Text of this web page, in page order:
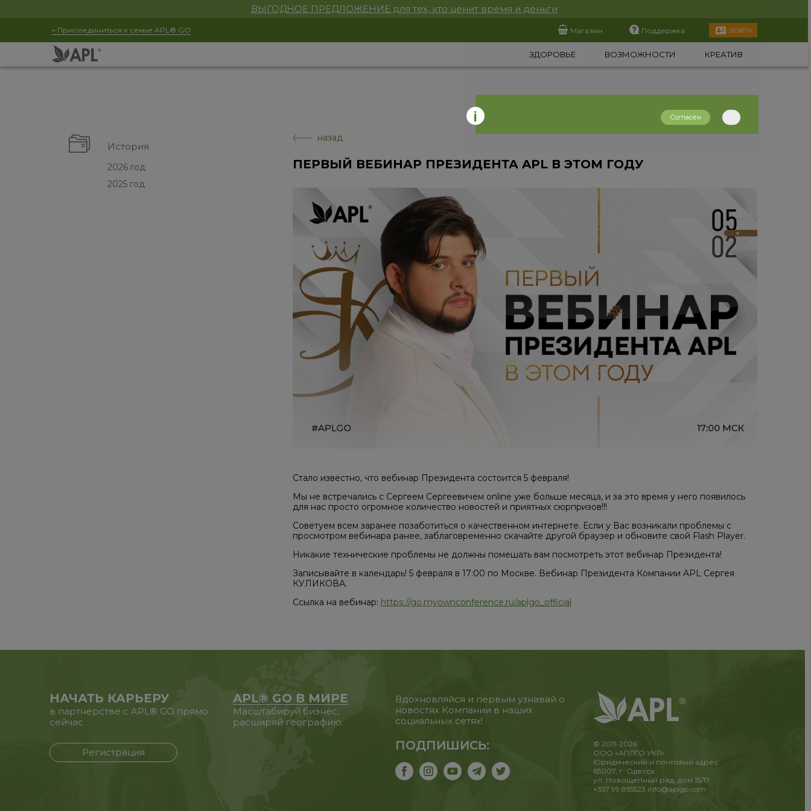
ВЫГОДНОЕ ПРЕДЛОЖЕНИЕ для тех, кто ценит время и деньги
+ Присоединиться к семье APL® GO Магазин Поддержка ВОЙТИ
ЗДОРОВЬЕ ВОЗМОЖНОСТИ КРЕАТИВ
История
2026 год
2025 год
назад
ПЕРВЫЙ ВЕБИНАР ПРЕЗИДЕНТА APL В ЭТОМ ГОДУ
Стало известно, что вебинар Президента состоится 5 февраля!
Мы не встречались с Сергеем Сергеевичем online уже больше месяца, и за это время у него появилось
для нас просто огромное количество новостей и приятных сюрпризов!!!
Советуем всем заранее позаботиться о качественном интернете. Если у Вас возникали проблемы с
просмотром вебинара ранее, заблаговременно скачайте другой браузер и обновите свой Flash Player.
Никакие технические проблемы не должны помешать вам посмотреть этот вебинар Президента!
Записывайте в календарь! 5 февраля в 17:00 по Москве. Вебинар Президента Компании APL Сергея
КУЛИКОВА.
Ссылка на вебинар: https://go.myownconference.ru/aplgo_official
НАЧАТЬ КАРЬЕРУ
в партнерстве с APL® GO прямо
сейчас
Регистрация
APL® GO В МИРЕ
Масштабируй бизнес,
расширяй географию.
Вдохновляйся и первым узнавай о
новостях Компании в наших
социальных сетях!
ПОДПИШИСЬ:
© 2011-2026
ООО «АПЛГО УКР»
Юридический и почтовый адрес:
65007, г. Одесса,
ул. Новощепный ряд, дом 15/17
+357 99 855523 info@aplgo.com
Согласен